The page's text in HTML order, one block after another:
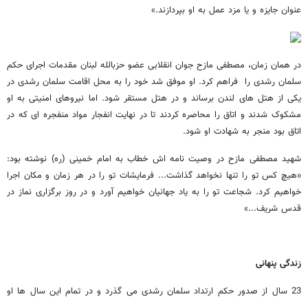
عنوان جایزه و یا مزد عمل به او بپردازند.»
در همان زمان، مصطفی مازح جوان انقلابی عضو حزب‏الله ‏لبنان مقدمات اجرای حکم
سلمان رشدی را فراهم کرد. او موفق شد خود را به محل اقامت سلمان رشدی در
یکی از هتل های لندن برساند و در هتل مستقر شود. اما نیروهای امنیتی به او
مشکوک شدند و اتاق را محاصره کردند تا در نهایت انفجار مواد منفجره ای که در
اتاق بود منجر به شهادت او شود.
شهید مصطفی مازح در وصیت نامه اش خطاب به امام خمینی (ره) نوشته بود:
«هیچ کس تو را تنها نخواهد گذاشت... فرمایشات تو را در هر زمان و مکان اجرا
خواهیم کرد. شجاعت تو را به یاد جهانیان خواهیم آورد و در روز برگزاری نماز در
قدس شریف..
.»
زندگی پنهانی
23 سال از صدور حکم ارتداد سلمان رشدی می گذرد و در تمام این سال ها او